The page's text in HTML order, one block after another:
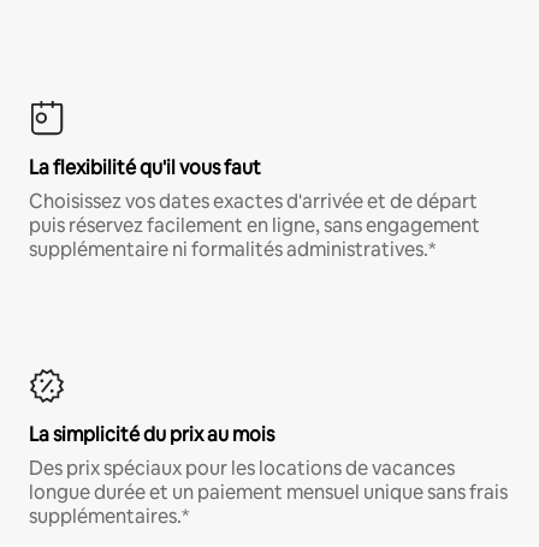
La flexibilité qu'il vous faut
Choisissez vos dates exactes d'arrivée et de départ
puis réservez facilement en ligne, sans engagement
supplémentaire ni formalités administratives.*
La simplicité du prix au mois
Des prix spéciaux pour les locations de vacances
longue durée et un paiement mensuel unique sans frais
supplémentaires.*